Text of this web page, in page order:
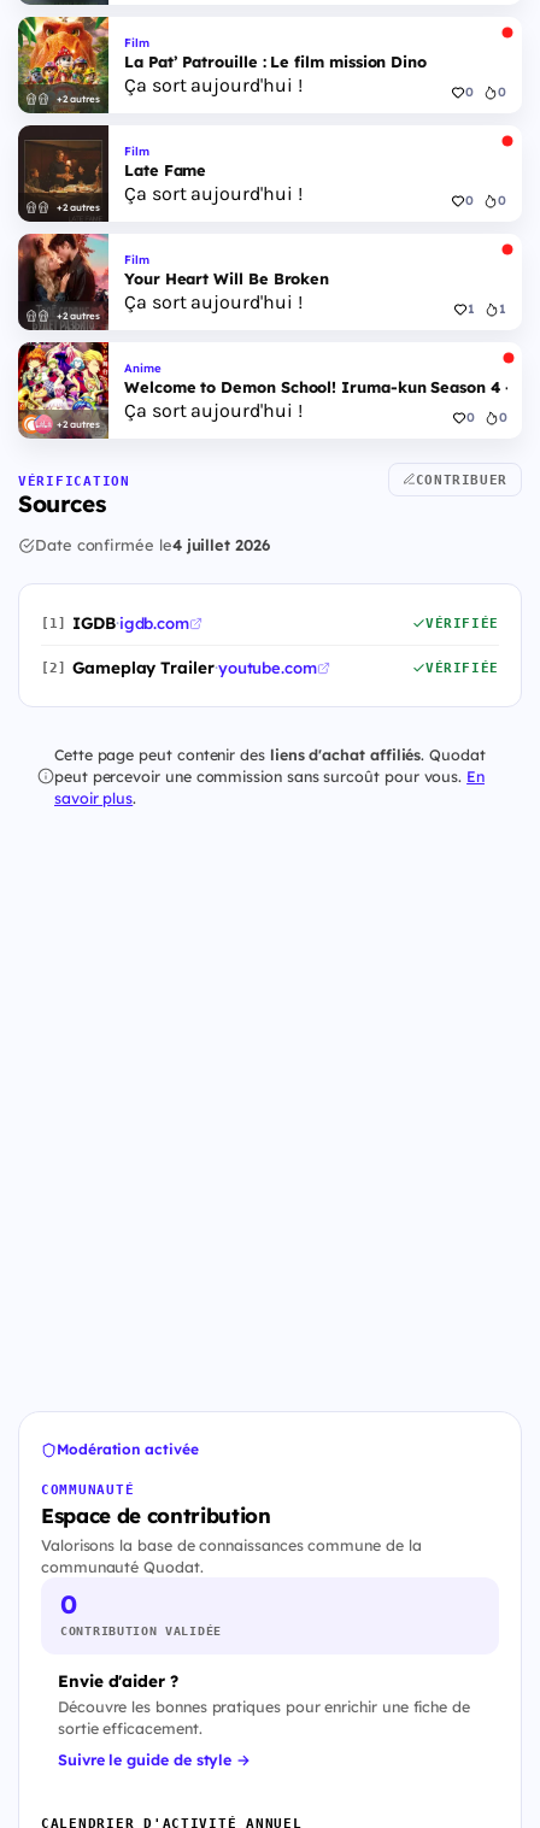
+2 autres
Film
La Pat’ Patrouille : Le film mission Dino
Ça sort aujourd'hui ! 0 0
+2 autres
Film
Late Fame
Ça sort aujourd'hui ! 0 0
+2 autres
Film
Your Heart Will Be Broken
Ça sort aujourd'hui ! 1 1
+2 autres
Anime
Welcome to Demon School! Iruma-kun Season 4 -
Ça sort aujourd'hui ! 0 0
VÉRIFICATION
Sources
CONTRIBUER
Date confirmée le4 juillet 2026
[1] IGDB·igdb.com VÉRIFIÉE
[2] Gameplay Trailer·youtube.com VÉRIFIÉE
Cette page peut contenir des liens d'achat affiliés. Quodat
peut percevoir une commission sans surcoût pour vous. En
savoir plus.
Modération activée
COMMUNAUTÉ
Espace de contribution
Valorisons la base de connaissances commune de la
communauté Quodat.
0
CONTRIBUTION VALIDÉE
Envie d'aider ?
Découvre les bonnes pratiques pour enrichir une fiche de
sortie efficacement.
Suivre le guide de style →
CALENDRIER D'ACTIVITÉ ANNUEL